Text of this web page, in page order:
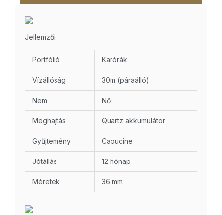
Jellemzői
Portfólió Karórák
Vízállóság 30m (páraálló)
Nem Női
Meghajtás Quartz akkumulátor
Gyűjtemény Capucine
Jótállás 12 hónap
Méretek 36 mm